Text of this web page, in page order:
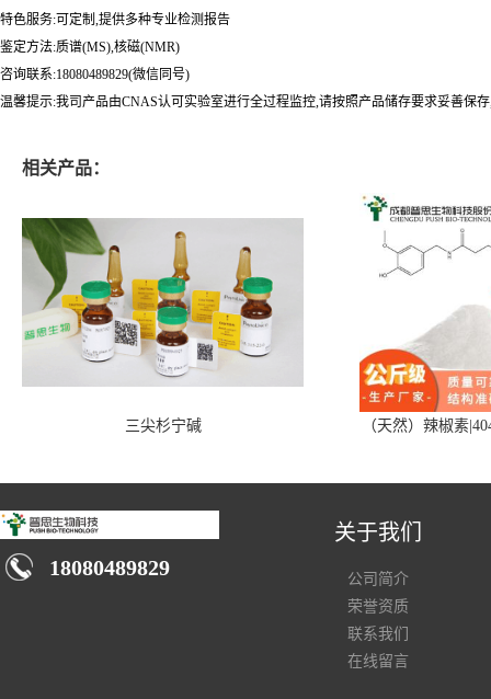
特色服务:可定制,提供多种专业检测报告
鉴定方法:质谱(MS),核磁(NMR)
咨询联系:18080489829(微信同号)
温馨提示:我司产品由CNAS认可实验室进行全过程监控,请按照产品储存要求妥善保
相关产品：
三尖杉宁碱 （天然）辣椒素
18080489829
关于我们
公司简介
荣誉资质
联系我们
在线留言